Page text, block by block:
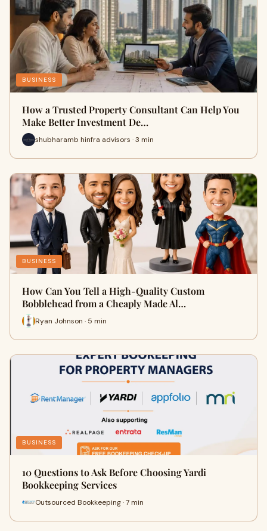
BUSINESS
How a Trusted Property Consultant Can Help You
Make Better Investment De…
shubharamb hinfra advisors · 3 min
BUSINESS
How Can You Tell a High-Quality Custom
Bobblehead from a Cheaply Made Al…
Ryan Johnson · 5 min
BUSINESS
10 Questions to Ask Before Choosing Yardi
Bookkeeping Services
Outsourced Bookkeeping · 7 min